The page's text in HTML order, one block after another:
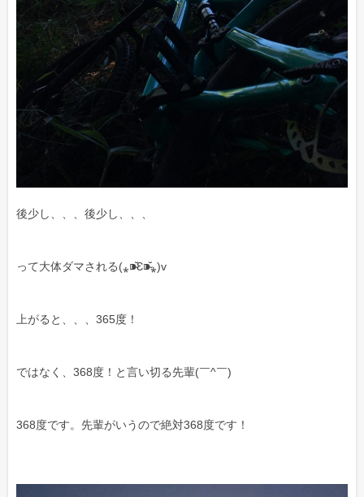
後少し、、、後少し、、、
って大体ダマされる(⁎⁍̴̆Ɛ⁍̴̆⁎)v
上がると、、、365度！
ではなく、368度！と言い切る先輩(￣^￣)ゞ
368度です。先輩がいうので絶対368度です！